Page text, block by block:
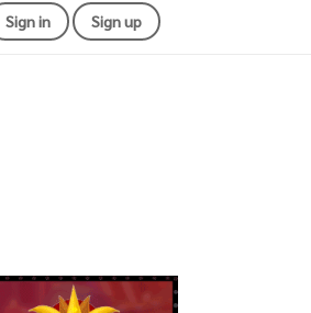
Sign in Sign up